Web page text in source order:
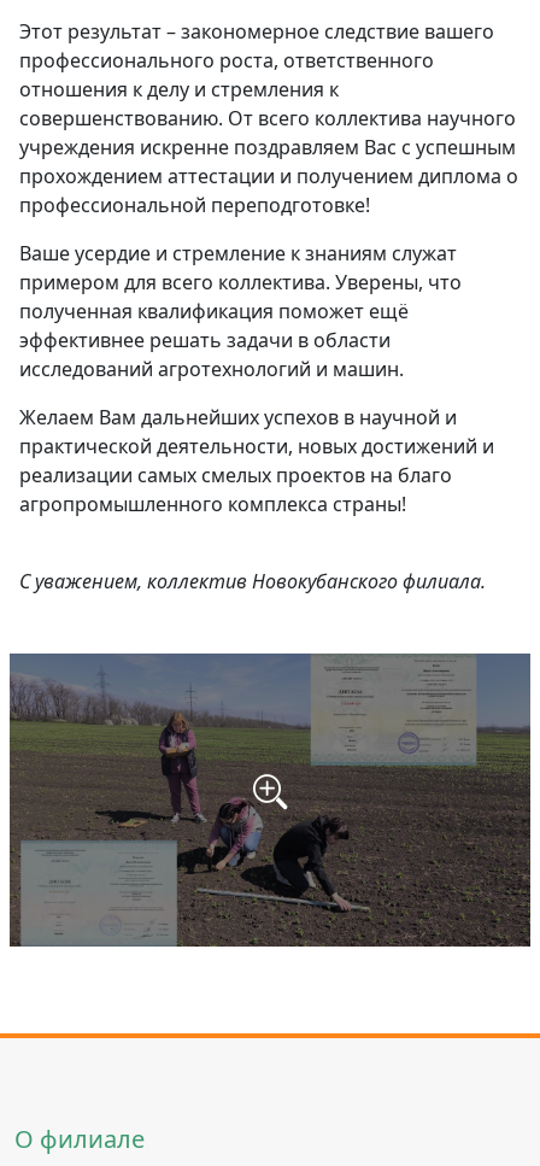
Этот результат – закономерное следствие вашего
профессионального роста, ответственного
отношения к делу и стремления к
совершенствованию. От всего коллектива научного
учреждения искренне поздравляем Вас с успешным
прохождением аттестации и получением диплома о
профессиональной переподготовке!
Ваше усердие и стремление к знаниям служат
примером для всего коллектива. Уверены, что
полученная квалификация поможет ещё
эффективнее решать задачи в области
исследований агротехнологий и машин.
Желаем Вам дальнейших успехов в научной и
практической деятельности, новых достижений и
реализации самых смелых проектов на благо
агропромышленного комплекса страны!
С уважением, коллектив Новокубанского филиала.
О филиале